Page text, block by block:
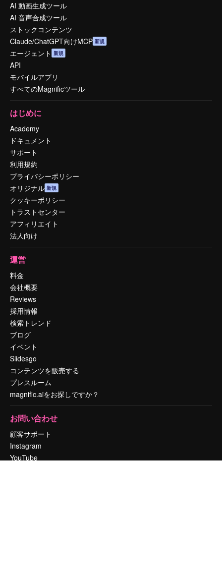
AI 動画生成ツール
AI 音声合成ツール
ストックコンテンツ
Claude/ChatGPT向けMCP 新規
エージェント 新規
API
モバイルアプリ
すべてのMagnificツール
はじめに
Academy
ドキュメント
サポート
利用規約
プライバシーポリシー
オリジナル 新規
クッキーポリシー
トラストセンター
アフィリエイト
法人向け
運営
料金
会社概要
Reviews
採用情報
検索トレンド
ブログ
イベント
Slidesgo
コンテンツを販売する
プレスルーム
magnific.aiをお探しですか？
お問い合わせ
顧客サポート
Instagram
YouTube